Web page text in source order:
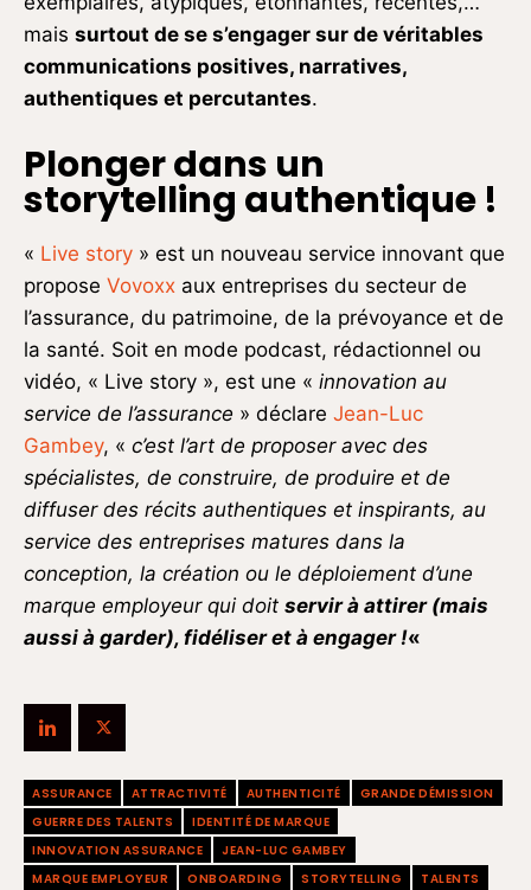
mais surtout de se s’engager sur de véritables
communications positives, narratives,
authentiques et percutantes.
Plonger dans un
storytelling authentique !
« Live story » est un nouveau service innovant que
propose Vovoxx aux entreprises du secteur de
l’assurance, du patrimoine, de la prévoyance et de
la santé. Soit en mode podcast, rédactionnel ou
vidéo, « Live story », est une « innovation au
service de l’assurance » déclare Jean-Luc
Gambey, « c’est l’art de proposer avec des
spécialistes, de construire, de produire et de
diffuser des récits authentiques et inspirants, au
service des entreprises matures dans la
conception, la création ou le déploiement d’une
marque employeur qui doit servir à attirer (mais
aussi à garder), fidéliser et à engager !«
ASSURANCE ATTRACTIVITÉ AUTHENTICITÉ
GRANDE DÉMISSION
GUERRE DES TALENTS
IDENTITÉ DE MARQUE
INNOVATION ASSURANCE
JEAN-LUC GAMBEY
MARQUE EMPLOYEUR
ONBOARDING STORYTELLING TALENTS